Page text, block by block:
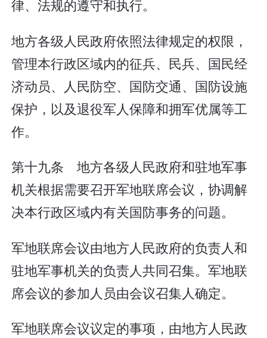
律、法规的遵守和执行。
地方各级人民政府依照法律规定的权限，
管理本行政区域内的征兵、民兵、国民经
济动员、人民防空、国防交通、国防设施
保护，以及退役军人保障和拥军优属等工
作。
第十九条 地方各级人民政府和驻地军事
机关根据需要召开军地联席会议，协调解
决本行政区域内有关国防事务的问题。
军地联席会议由地方人民政府的负责人和
驻地军事机关的负责人共同召集。军地联
席会议的参加人员由会议召集人确定。
军地联席会议议定的事项，由地方人民政